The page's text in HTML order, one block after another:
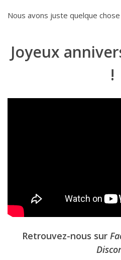
Nous avons juste quelque
Joyeux
!
Retrouvez-nous sur